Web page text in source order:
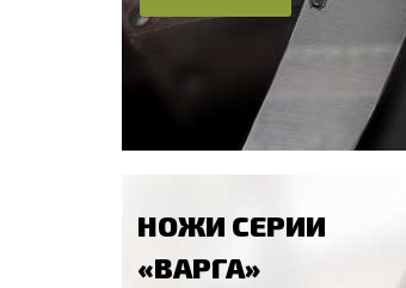
НОЖИ СЕРИИ
«ВАРГА»